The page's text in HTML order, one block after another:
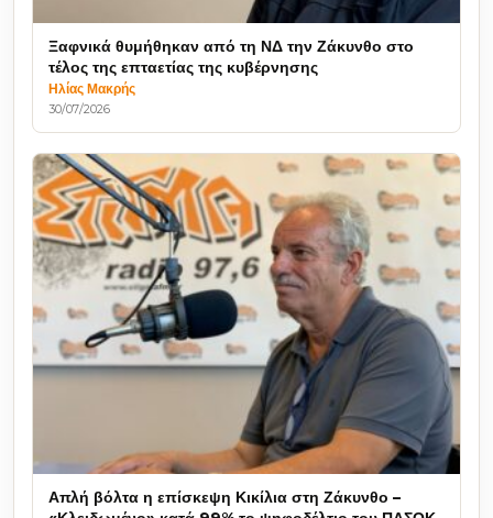
Ξαφνικά θυμήθηκαν από τη ΝΔ την Ζάκυνθο στο
τέλος της επταετίας της κυβέρνησης
Ηλίας Μακρής
30/07/2026
Απλή βόλτα η επίσκεψη Κικίλια στη Ζάκυνθο –